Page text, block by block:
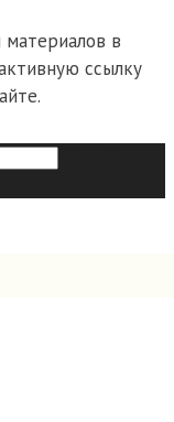
в
ссылку